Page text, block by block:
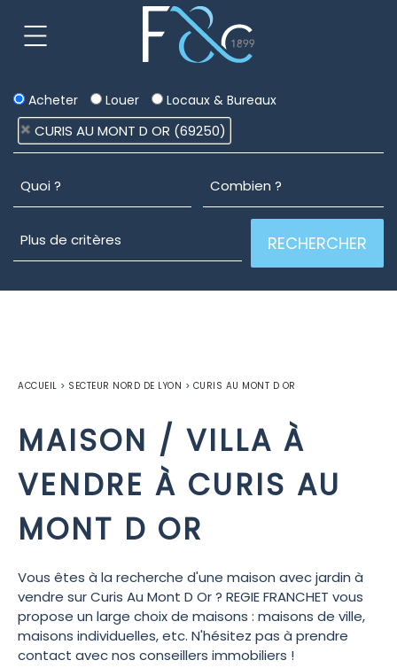
Acheter Louer Locaux & Bureaux
CURIS AU MONT D OR (69250)
ACCUEIL > SECTEUR NORD DE LYON > CURIS AU MONT D OR
MAISON / VILLA À
VENDRE À CURIS AU
MONT D OR
Vous êtes à la recherche d'une maison avec jardin à
vendre sur Curis Au Mont D Or ? REGIE FRANCHET vous
propose un large choix de maisons : maisons de ville,
maisons individuelles, etc. N'hésitez pas à prendre
contact avec nos conseillers immobiliers !